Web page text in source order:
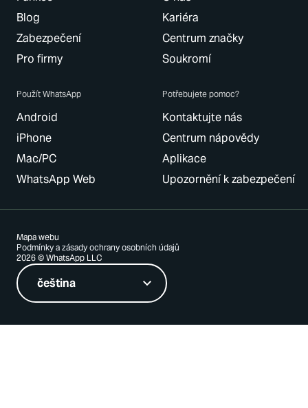
Blog
Zabezpečení
Pro firmy
Kariéra
Centrum značky
Soukromí
Použít WhatsApp
Android
iPhone
Mac/PC
WhatsApp Web
Potřebujete pomoc?
Kontaktujte nás
Centrum nápovědy
Aplikace
Upozornění k zabezpečení
2026 © WhatsApp LLC
Podmínky a zásady ochrany osobních údajů
Mapa webu